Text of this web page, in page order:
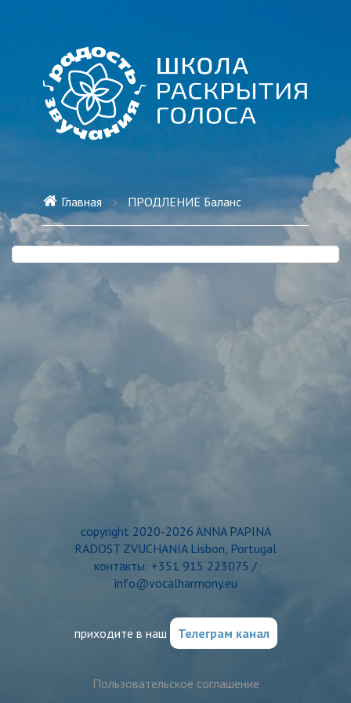
Главная ПРОДЛЕНИЕ Баланс
copyright 2020-2026 ANNA PAPINA
RADOST ZVUCHANIA Lisbon, Portugal
контакты: +351 915 223075 /
info@vocalharmony.eu
приходите в наш Телеграм канал
Пользовательское соглашение